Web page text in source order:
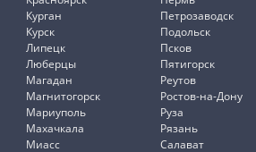
Курган
Курск
Липецк
Люберцы
Магадан
Магнитогорск
Мариуполь
Махачкала
Миасс
Петрозаводск
Подольск
Псков
Пятигорск
Реутов
Ростов-на-Дону
Руза
Рязань
Салават